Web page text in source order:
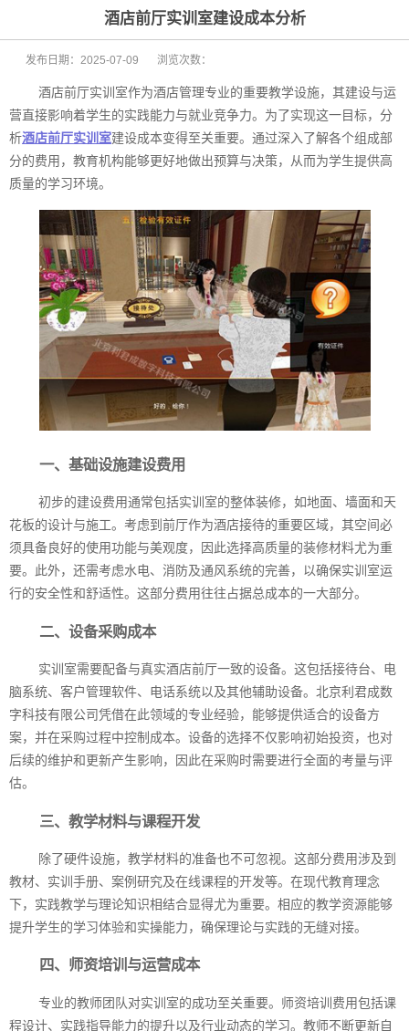
健康养老
酒店前厅实训室建设成本分析
发布日期： 2025-07-09 浏览次数：
酒店前厅实训室作为酒店管理专业的重要教学设施，其建设与运
营直接影响着学生的实践能力与就业竞争力。为了实现这一目标，分
析酒店前厅实训室建设成本变得至关重要。通过深入了解各个组成部
分的费用，教育机构能够更好地做出预算与决策，从而为学生提供高
质量的学习环境。
一、基础设施建设费用
初步的建设费用通常包括实训室的整体装修，如地面、墙面和天
花板的设计与施工。考虑到前厅作为酒店接待的重要区域，其空间必
须具备良好的使用功能与美观度，因此选择高质量的装修材料尤为重
要。此外，还需考虑水电、消防及通风系统的完善，以确保实训室运
行的安全性和舒适性。这部分费用往往占据总成本的一大部分。
二、设备采购成本
实训室需要配备与真实酒店前厅一致的设备。这包括接待台、电
脑系统、客户管理软件、电话系统以及其他辅助设备。北京利君成数
字科技有限公司凭借在此领域的专业经验，能够提供适合的设备方
案，并在采购过程中控制成本。设备的选择不仅影响初始投资，也对
后续的维护和更新产生影响，因此在采购时需要进行全面的考量与评
估。
三、教学材料与课程开发
除了硬件设施，教学材料的准备也不可忽视。这部分费用涉及到
教材、实训手册、案例研究及在线课程的开发等。在现代教育理念
下，实践教学与理论知识相结合显得尤为重要。相应的教学资源能够
提升学生的学习体验和实操能力，确保理论与实践的无缝对接。
四、师资培训与运营成本
专业的教师团队对实训室的成功至关重要。师资培训费用包括课
程设计、实践指导能力的提升以及行业动态的学习。教师不断更新自